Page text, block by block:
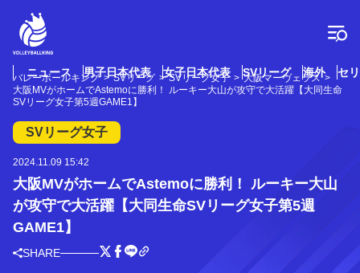
ニュース 男子日本代表 女子日本代表 SVリーグ 海外 セ
バレーボールキング SVリーグ SVリーグ女子
大阪マーヴェラス
大阪MVがホームでAstemoに勝利！ ルーキー大山が攻守で大活躍【大同生命
SVリーグ女子第5週GAME1】
SVリーグ女子
2024.11.09 15:42
大阪MVがホームでAstemoに勝利！ ルーキー大山
が攻守で大活躍【大同生命SVリーグ女子第5週
GAME1】
SHARE